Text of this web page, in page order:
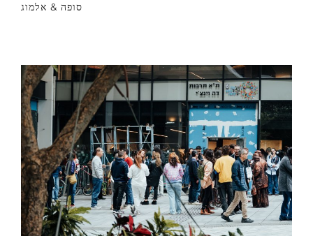
סופה & אלמוג